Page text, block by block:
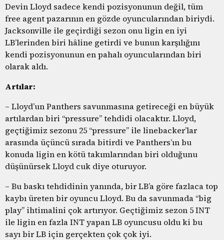
Devin Lloyd sadece kendi pozisyonunun değil, tüm
free agent pazarının en gözde oyuncularından biriydi.
Jacksonville ile geçirdiği sezon onu ligin en iyi
LB’lerinden biri hâline getirdi ve bunun karşılığını
kendi pozisyonunun en pahalı oyuncularından biri
olarak aldı.
Artılar:
– Lloyd’un Panthers savunmasına getireceği en büyük
artılardan biri “pressure” tehdidi olacaktır. Lloyd,
geçtiğimiz sezonu 25 “pressure” ile linebacker’lar
arasında üçüncü sırada bitirdi ve Panthers’ın bu
konuda ligin en kötü takımlarından biri olduğunu
düşünürsek Lloyd cuk diye oturuyor.
– Bu baskı tehdidinin yanında, bir LB’a göre fazlaca top
kaybı üreten bir oyuncu Lloyd. Bu da savunmada “big
play” ihtimalini çok artırıyor. Geçtiğimiz sezon 5 INT
ile ligin en fazla INT yapan LB oyuncusu oldu ki bu
sayı bir LB için gerçekten çok çok iyi.